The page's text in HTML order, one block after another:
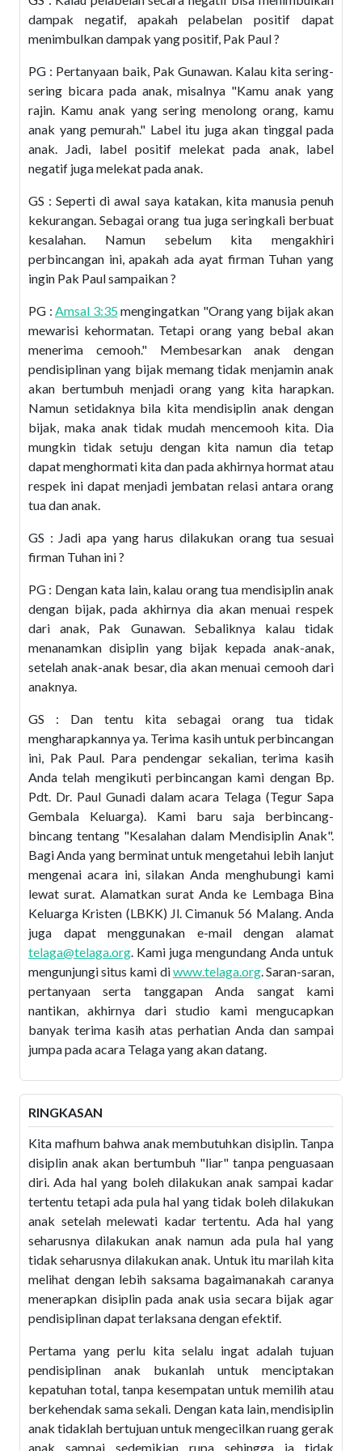
dampak negatif, apakah pelabelan positif dapat
menimbulkan dampak yang positif, Pak Paul ?
PG : Pertanyaan baik, Pak Gunawan. Kalau kita sering-
sering bicara pada anak, misalnya "Kamu anak yang
rajin. Kamu anak yang sering menolong orang, kamu
anak yang pemurah." Label itu juga akan tinggal pada
anak. Jadi, label positif melekat pada anak, label
negatif juga melekat pada anak.
GS : Seperti di awal saya katakan, kita manusia penuh
kekurangan. Sebagai orang tua juga seringkali berbuat
kesalahan. Namun sebelum kita mengakhiri
perbincangan ini, apakah ada ayat firman Tuhan yang
ingin Pak Paul sampaikan ?
PG : Amsal 3:35mengingatkan "Orang yang bijak akan
mewarisi kehormatan. Tetapi orang yang bebal akan
menerima cemooh." Membesarkan anak dengan
pendisiplinan yang bijak memang tidak menjamin anak
akan bertumbuh menjadi orang yang kita harapkan.
Namun setidaknya bila kita mendisiplin anak dengan
bijak, maka anak tidak mudah mencemooh kita. Dia
mungkin tidak setuju dengan kita namun dia tetap
dapat menghormati kita dan pada akhirnya hormat atau
respek ini dapat menjadi jembatan relasi antara orang
tua dan anak.
GS : Jadi apa yang harus dilakukan orang tua sesuai
firman Tuhan ini ?
PG : Dengan kata lain, kalau orang tua mendisiplin anak
dengan bijak, pada akhirnya dia akan menuai respek
dari anak, Pak Gunawan. Sebaliknya kalau tidak
menanamkan disiplin yang bijak kepada anak-anak,
setelah anak-anak besar, dia akan menuai cemooh dari
anaknya.
GS : Dan tentu kita sebagai orang tua tidak
mengharapkannya ya. Terima kasih untuk perbincangan
ini, Pak Paul. Para pendengar sekalian, terima kasih
Anda telah mengikuti perbincangan kami dengan Bp.
Pdt. Dr. Paul Gunadi dalam acara Telaga (Tegur Sapa
Gembala Keluarga). Kami baru saja berbincang-
bincang tentang "Kesalahan dalam Mendisiplin Anak".
Bagi Anda yang berminat untuk mengetahui lebih lanjut
mengenai acara ini, silakan Anda menghubungi kami
lewat surat. Alamatkan surat Anda ke Lembaga Bina
Keluarga Kristen (LBKK) Jl. Cimanuk 56 Malang. Anda
juga dapat menggunakan e-mail dengan alamat
telaga@telaga.org. Kami juga mengundang Anda untuk
mengunjungi situs kami diwww.telaga.org. Saran-saran,
pertanyaan serta tanggapan Anda sangat kami
nantikan, akhirnya dari studio kami mengucapkan
banyak terima kasih atas perhatian Anda dan sampai
jumpa pada acara Telaga yang akan datang.
RINGKASAN
Kita mafhum bahwa anak membutuhkan disiplin. Tanpa
disiplin anak akan bertumbuh "liar" tanpa penguasaan
diri. Ada hal yang boleh dilakukan anak sampai kadar
tertentu tetapi ada pula hal yang tidak boleh dilakukan
anak setelah melewati kadar tertentu. Ada hal yang
seharusnya dilakukan anak namun ada pula hal yang
tidak seharusnya dilakukan anak. Untuk itu marilah kita
melihat dengan lebih saksama bagaimanakah caranya
menerapkan disiplin pada anak usia secara bijak agar
pendisiplinan dapat terlaksana dengan efektif.
Pertama yang perlu kita selalu ingat adalah tujuan
pendisiplinan anak bukanlah untuk menciptakan
kepatuhan total, tanpa kesempatan untuk memilih atau
berkehendak sama sekali. Dengan kata lain, mendisiplin
anak tidaklah bertujuan untuk mengecilkan ruang gerak
anak sampai sedemikian rupa sehingga ia tidak